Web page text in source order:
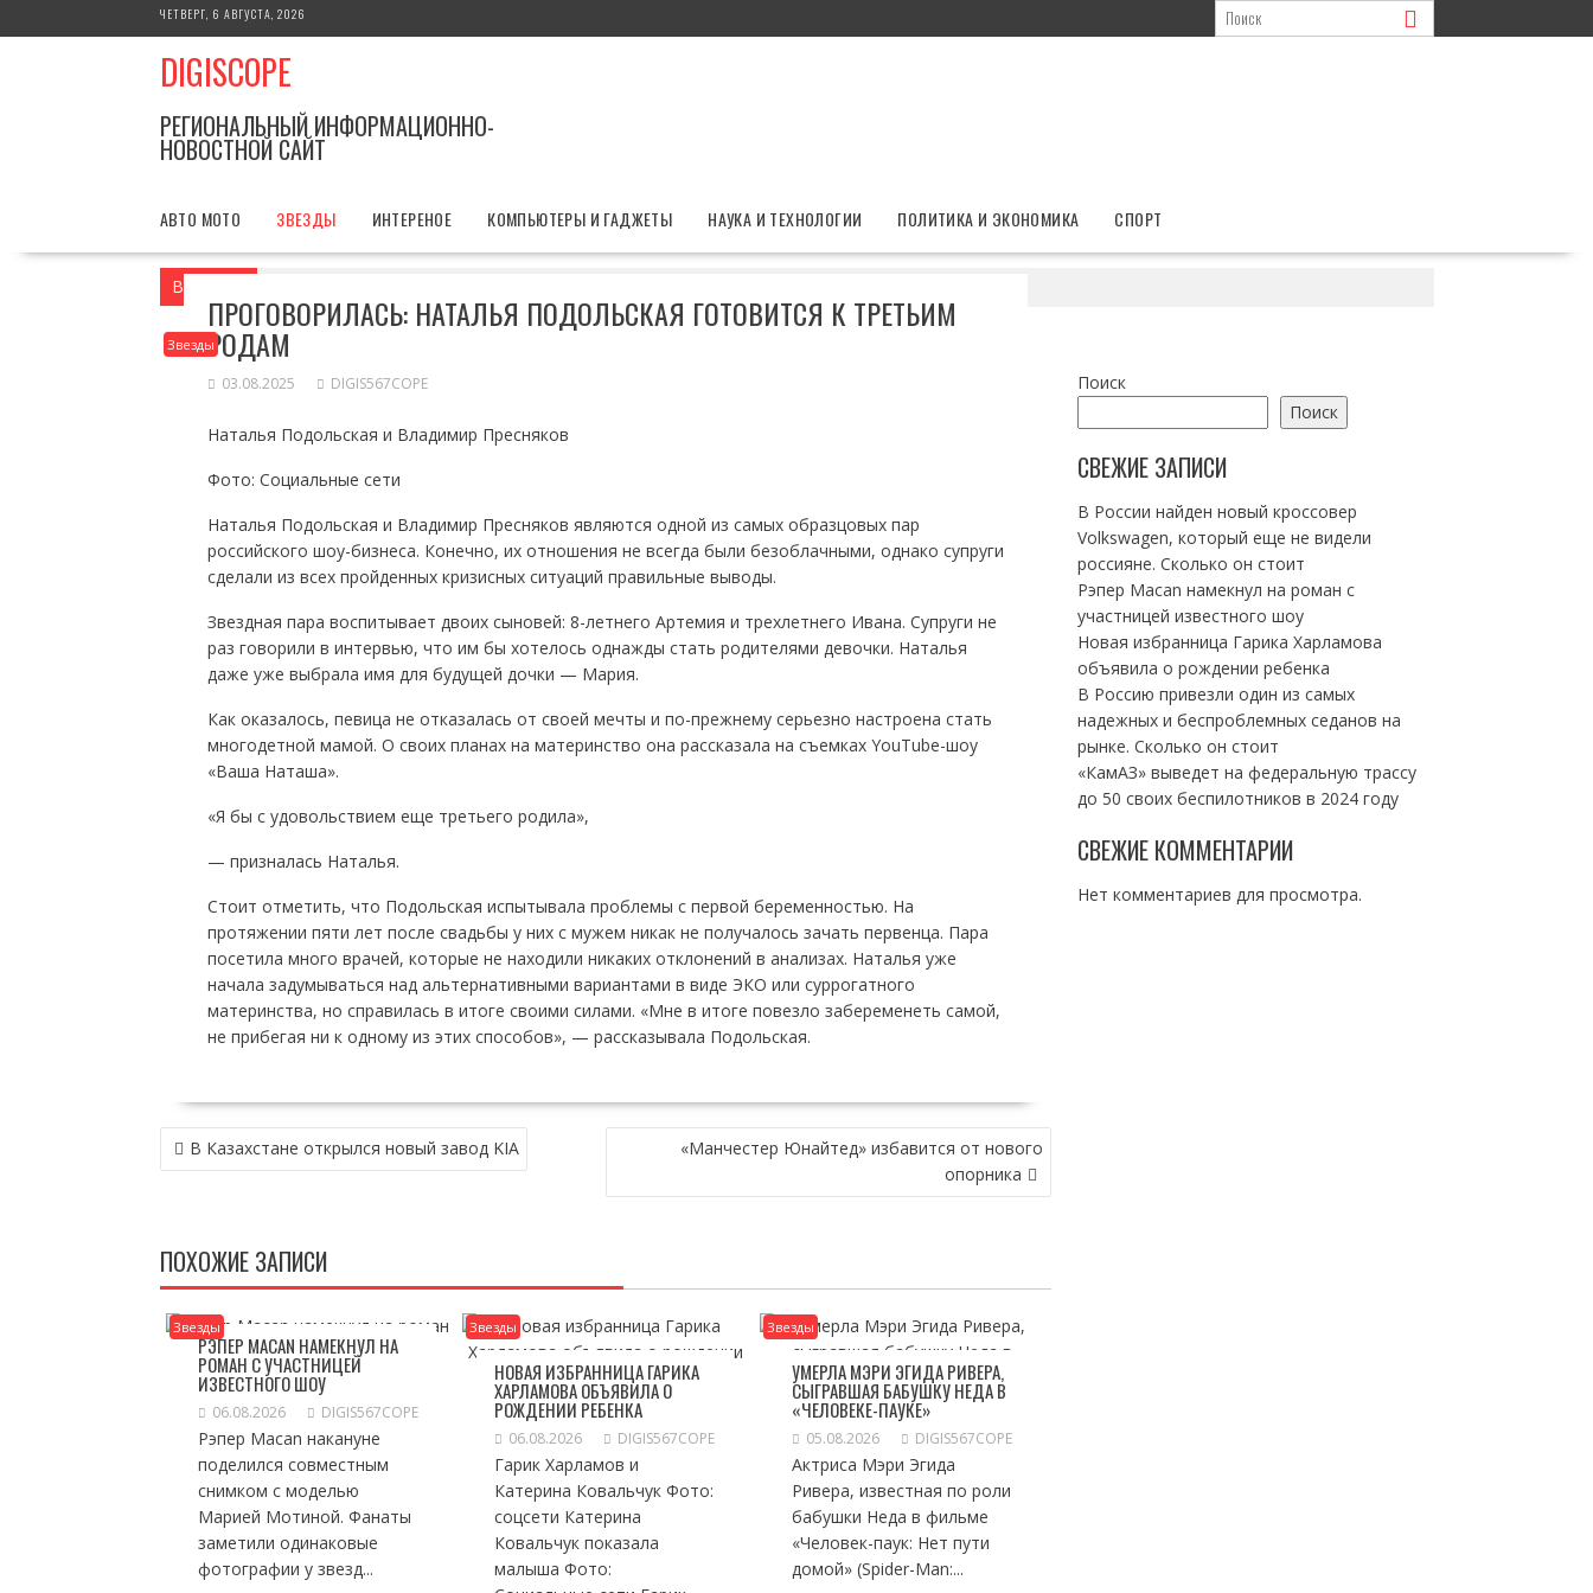
к
ЧЕТВЕРГ, 6 АВГУСТА, 2026
DIGISCOPE
РЕГИОНАЛЬНЫЙ ИНФОРМАЦИОННО-
НОВОСТНОЙ САЙТ
АВТО МОТО ЗВЕЗДЫ ИНТЕРЕНОЕ КОМПЬЮТЕРЫ И ГАДЖЕТЫ НАУКА И ТЕХНОЛОГИИ ПОЛИТИКА И ЭКОНОМИКА СПОРТ
Вы здесь
Звезды
ПРОГОВОРИЛАСЬ: НАТАЛЬЯ ПОДОЛЬСКАЯ ГОТОВИТСЯ К ТРЕТЬИМ
РОДАМ
03.08.2025 DIGIS567COPE
Наталья Подольская и Владимир Пресняков
Фото: Социальные сети
Наталья Подольская и Владимир Пресняков являются одной из самых образцовых пар
российского шоу-бизнеса. Конечно, их отношения не всегда были безоблачными, однако супруги
сделали из всех пройденных кризисных ситуаций правильные выводы.
Звездная пара воспитывает двоих сыновей: 8-летнего Артемия и трехлетнего Ивана. Супруги не
раз говорили в интервью, что им бы хотелось однажды стать родителями девочки. Наталья
даже уже выбрала имя для будущей дочки — Мария.
Как оказалось, певица не отказалась от своей мечты и по-прежнему серьезно настроена стать
многодетной мамой. О своих планах на материнство она рассказала на съемках YouTube-шоу
«Ваша Наташа».
«Я бы с удовольствием еще третьего родила»,
— призналась Наталья.
Стоит отметить, что Подольская испытывала проблемы с первой беременностью. На
протяжении пяти лет после свадьбы у них с мужем никак не получалось зачать первенца. Пара
посетила много врачей, которые не находили никаких отклонений в анализах. Наталья уже
начала задумываться над альтернативными вариантами в виде ЭКО или суррогатного
материнства, но справилась в итоге своими силами. «Мне в итоге повезло забеременеть самой,
не прибегая ни к одному из этих способов», — рассказывала Подольская.
НАВИГАЦИЯ
ПО В Казахстане открылся новый завод KIA
«Манчестер Юнайтед» избавится от нового
опорника
ПОХОЖИЕ ЗАПИСИ
Звезды
РЭПЕР MACAN НАМЕКНУЛ НА
РОМАН С УЧАСТНИЦЕЙ
ИЗВЕСТНОГО ШОУ
06.08.2026 DIGIS567COPE
Рэпер Macan накануне
поделился совместным
снимком с моделью
Марией Мотиной. Фанаты
заметили одинаковые
фотографии у звезд...
Звезды
НОВАЯ ИЗБРАННИЦА ГАРИКА
ХАРЛАМОВА ОБЪЯВИЛА О
РОЖДЕНИИ РЕБЕНКА
06.08.2026 DIGIS567COPE
Гарик Харламов и
Катерина Ковальчук Фото:
соцсети Катерина
Ковальчук показала
малыша Фото:
Звезды
УМЕРЛА МЭРИ ЭГИДА РИВЕРА,
СЫГРАВШАЯ БАБУШКУ НЕДА В
«ЧЕЛОВЕКЕ-ПАУКЕ»
05.08.2026 DIGIS567COPE
Актриса Мэри Эгида
Ривера, известная по роли
бабушки Неда в фильме
«Человек-паук: Нет пути
домой» (Spider-Man:...
Поиск
Поиск
СВЕЖИЕ ЗАПИСИ
В России найден новый кроссовер
Volkswagen, который еще не видели
россияне. Сколько он стоит
Рэпер Macan намекнул на роман с
участницей известного шоу
Новая избранница Гарика Харламова
объявила о рождении ребенка
В Россию привезли один из самых
надежных и беспроблемных седанов на
рынке. Сколько он стоит
«КамАЗ» выведет на федеральную трассу
до 50 своих беспилотников в 2024 году
СВЕЖИЕ КОММЕНТАРИИ
Нет комментариев для просмотра.